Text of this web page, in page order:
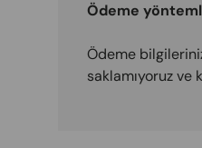
Ödeme
Ödeme
saklamıyoruz ve